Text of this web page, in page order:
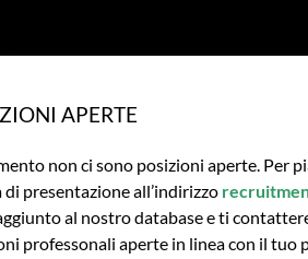
APERTE
non ci sono posizioni aperte. Per
presentazione all’indirizzo
al nostro database e ti
professonali aperte in linea con il tuo